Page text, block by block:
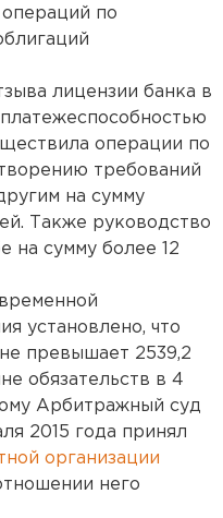
по
лицензии банка в
операции по
требований
на сумму
Также руководство
на сумму более 12
установлено, что
превышает 2539,2
обязательств в 4
Арбитражный суд
2015 года принял
организации
него